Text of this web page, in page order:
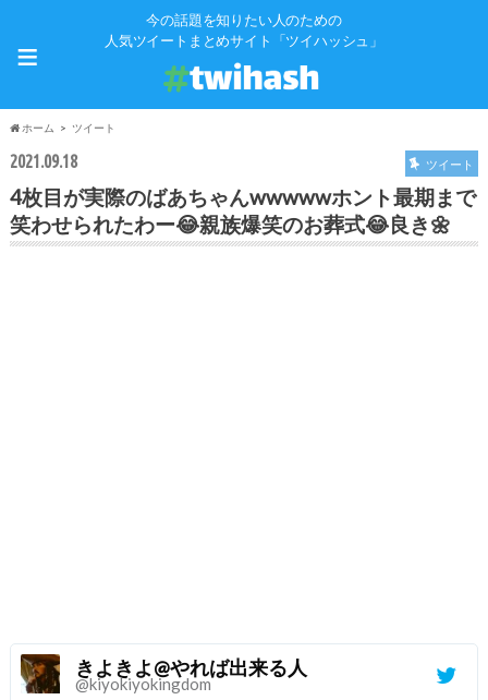
今の話題を知りたい人のための
人気ツイートまとめサイト「ツイハッシュ」
≡
ホーム ツイート
2021.09.18 ツイート
4枚目が実際のばあちゃんwwwwwホント最期まで
笑わせられたわー😂親族爆笑のお葬式😂良き🌼
きよきよ@やれば出来る人
@kiyokiyokingdom